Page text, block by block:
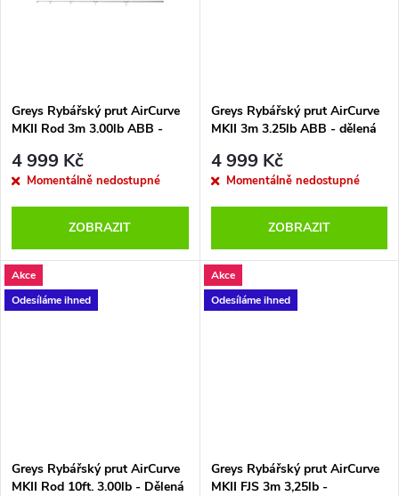
Greys Rybářský prut AirCurve
MKII Rod 3m 3.00lb ABB -
4 999 Kč
Momentálně nedostupné
ZOBRAZIT
Greys Rybářský prut AirCurve
MKII 3m 3.25lb ABB - dělená
4 999 Kč
Momentálně nedostupné
ZOBRAZIT
Akce
Odesíláme ihned
Greys Rybářský prut AirCurve
MKII Rod 10ft. 3.00lb - Dělená
Akce
Odesíláme ihned
Greys Rybářský prut AirCurve
MKII FJS 3m 3,25lb -